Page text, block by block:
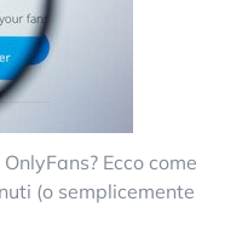
Ecco come
(o semplicemente